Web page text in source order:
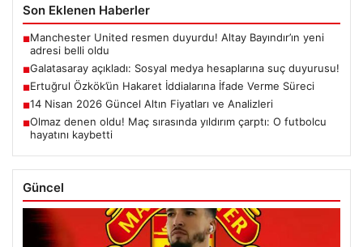
Son Eklenen Haberler
■Manchester United resmen duyurdu! Altay Bayındır’ın yeni
adresi belli oldu
■Galatasaray açıkladı: Sosyal medya hesaplarına suç duyurusu!
■Ertuğrul Özkök’ün Hakaret İddialarına İfade Verme Süreci
■14 Nisan 2026 Güncel Altın Fiyatları ve Analizleri
■Olmaz denen oldu! Maç sırasında yıldırım çarptı: O futbolcu
hayatını kaybetti
Güncel